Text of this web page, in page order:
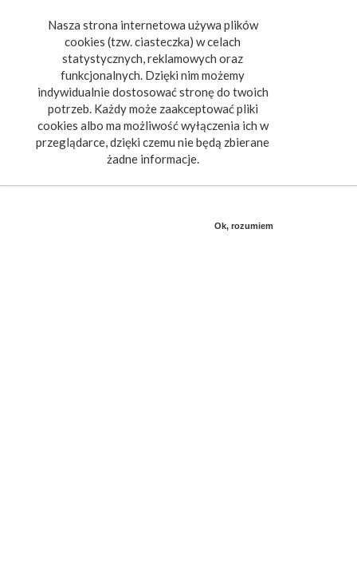
Nasza strona internetowa używa plików
cookies (tzw. ciasteczka) w celach
statystycznych, reklamowych oraz
funkcjonalnych. Dzięki nim możemy
indywidualnie dostosować stronę do twoich
potrzeb. Każdy może zaakceptować pliki
cookies albo ma możliwość wyłączenia ich w
przeglądarce, dzięki czemu nie będą zbierane
żadne informacje.
Ok, rozumiem